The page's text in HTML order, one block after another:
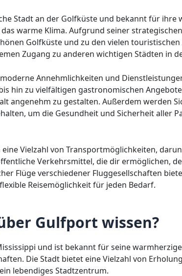
Stadt an der Golfküste und bekannt für ihre
warme Klima. Aufgrund seiner
Golfküste und zu den vielen
Zugang zu anderen wichtigen Städten in
Annehmlichkeiten und
hin zu vielfältigen gastronomischen
angenehm zu gestalten. Außerdem werden
um die Gesundheit und Sicherheit aller
Vielzahl von Transportmöglichkeiten,
Verkehrsmittel, die dir ermöglichen,
Flüge verschiedener Fluggesellschaften
Reisemöglichkeit für jeden Bedarf.
Gulfport wissen?
und ist bekannt für seine
Die Stadt bietet eine Vielzahl von
lebendiges Stadtzentrum.